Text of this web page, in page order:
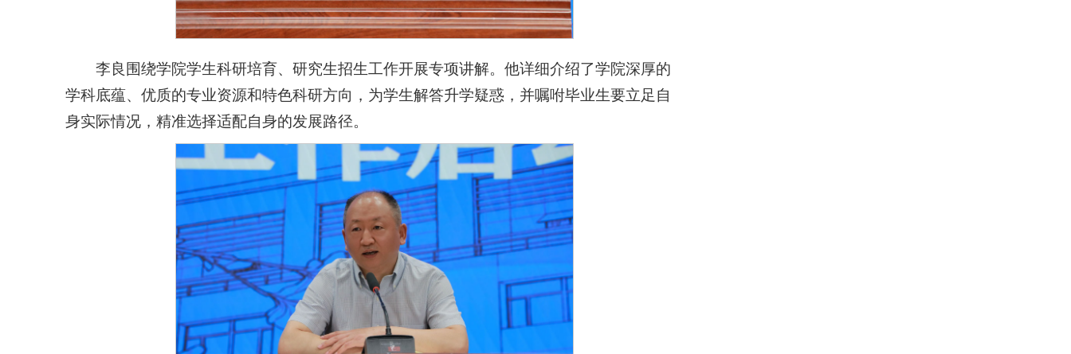
李良围绕学院学生科研培育、研究生招生工作开展专项讲解。他详细介绍了学院深厚的
学科底蕴、优质的专业资源和特色科研方向，为学生解答升学疑惑，并嘱咐毕业生要立足自
身实际情况，精准选择适配自身的发展路径。